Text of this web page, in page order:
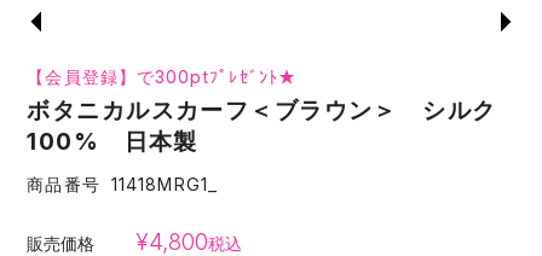
【会員登録】で300ptﾌﾟﾚｾﾞﾝﾄ★
ボタニカルスカーフ＜ブラウン＞ シルク
100% 日本製
商品番号 11418MRG1_
販売価格 ¥4,800税込